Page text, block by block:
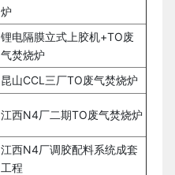
炉
锂电隔膜立式上胶机+TO废
气焚烧炉
昆山CCL三厂TO废气焚烧炉
江西N4厂二期TO废气焚烧炉
江西N4厂调胶配料系统成套
工程